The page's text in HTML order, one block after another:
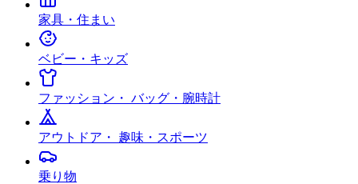
家具・住まい
ベビー・キッズ
ファッション・ バッグ・腕時計
アウトドア・ 趣味・スポーツ
乗り物